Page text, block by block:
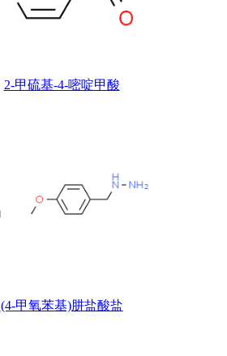
2-甲硫基-4-嘧啶甲酸
(4-甲氧苯基)肼盐酸盐